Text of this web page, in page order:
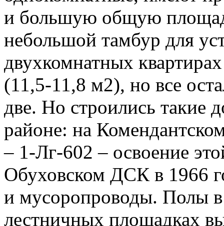
и большую общую
небольшой тамбур для
двухкомнатных
(11,5-11,8 м2), но все
две. Но строились такие
районе: на
– 1-Лг-602 – освоение
Обуховском ДСК в 1966
и мусоропроводы. Полы
лестничных площадках